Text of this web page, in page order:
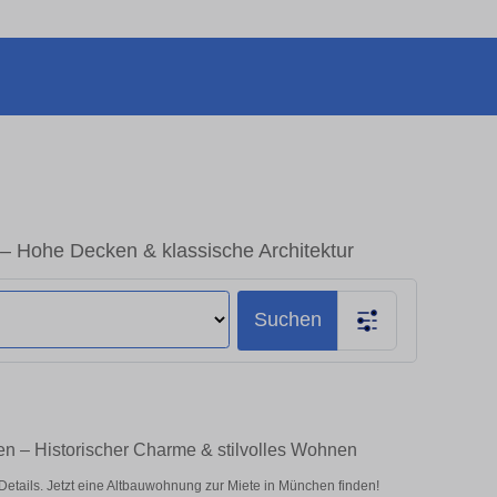
Hohe Decken & klassische Architektur
Suchen
– Historischer Charme & stilvolles Wohnen
Jetzt eine Altbauwohnung zur Miete in München finden!